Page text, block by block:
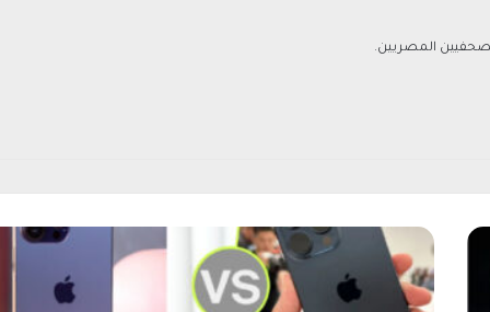
المصريين.
أ
و
ل
ب